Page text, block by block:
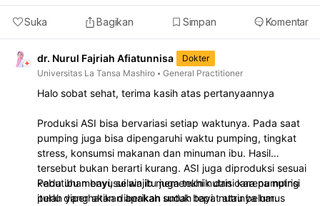
Suka Bagikan Simpan Komentar
dr. Nurul Fajriah Afiatunnisa
Dokter
Universitas La Tansa Mashiro
General Practitioner
Halo sobat sehat, terima kasih atas pertanyaannya
Produksi ASI bisa bervariasi setiap waktunya. Pada saat
pumping juga bisa dipengaruhi waktu pumping, tingkat
stress, konsumsi makanan dan minuman ibu. Hasil
tersebut bukan berarti kurang. ASI juga diproduksi sesuai
kebutuhan bayi, selain itu juga teknik dan cara pumping
perlu diperhatikan apakah sudah tepat atau belum.
Pada ibu menyusui wajib memenuhi nutrisi karena nutrisi
itulah yang akan diberikan untuk bayi. nutrinya harus